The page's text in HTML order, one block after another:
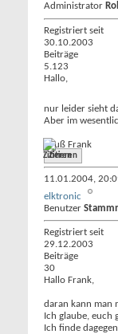
Administrator
Registriert seit
30.10.2003
Beiträge
5.123
Hallo,
nur leider sieht
Aber im
Gruß Frank
Zitieren
11.01.2004,
elktronic
Benutzer
Registriert seit
29.12.2003
Beiträge
30
Hallo Frank,
daran kann man
Ich glaube, euch
Ich finde